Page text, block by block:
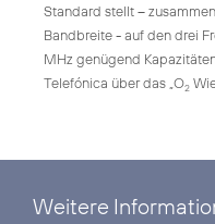
Standard stellt –
Bandbreite - auf den drei
MHz genügend
Telefónica über das „O2
Weitere